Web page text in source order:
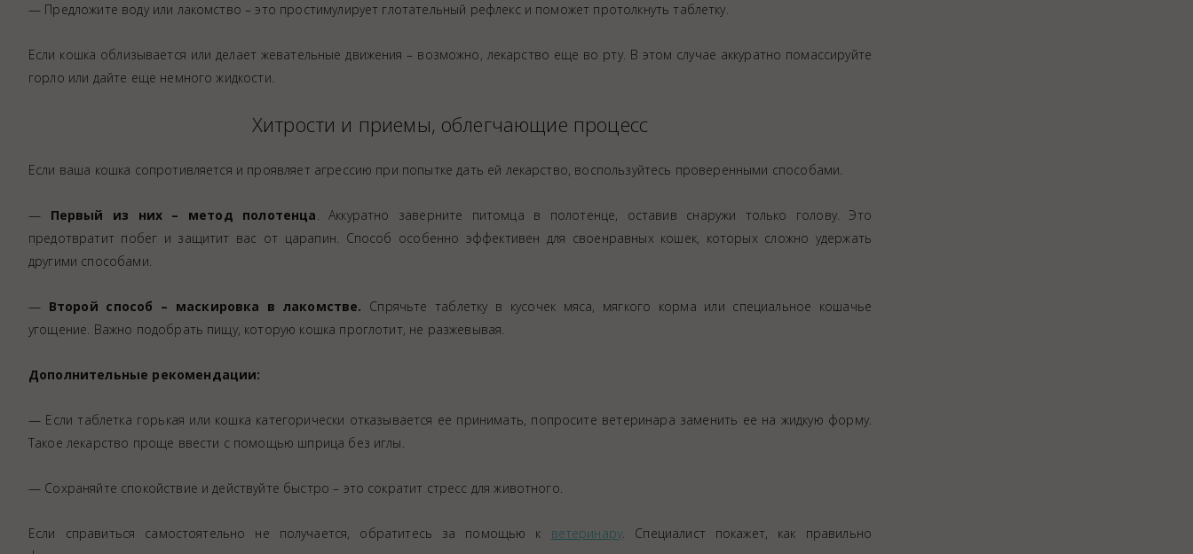
— Предложите воду или лакомство – это простимулирует глотательный рефлекс и поможет протолкнуть таблетку.
Если кошка облизывается или делает жевательные движения – возможно, лекарство еще во рту. В этом случае аккуратно помассируйте
горло или дайте еще немного жидкости.
Хитрости и приемы, облегчающие процесс
Если ваша кошка сопротивляется и проявляет агрессию при попытке дать ей лекарство, воспользуйтесь проверенными способами.
— Первый из них – метод полотенца. Аккуратно заверните питомца в полотенце, оставив снаружи только голову. Это
предотвратит побег и защитит вас от царапин. Способ особенно эффективен для своенравных кошек, которых сложно удержать
другими способами.
— Второй способ – маскировка в лакомстве. Спрячьте таблетку в кусочек мяса, мягкого корма или специальное кошачье
угощение. Важно подобрать пищу, которую кошка проглотит, не разжевывая.
Дополнительные рекомендации:
— Если таблетка горькая или кошка категорически отказывается ее принимать, попросите ветеринара заменить ее на жидкую форму.
Такое лекарство проще ввести с помощью шприца без иглы.
— Сохраняйте спокойствие и действуйте быстро – это сократит стресс для животного.
Если справиться самостоятельно не получается, обратитесь за помощью к ветеринару. Специалист покажет, как правильно